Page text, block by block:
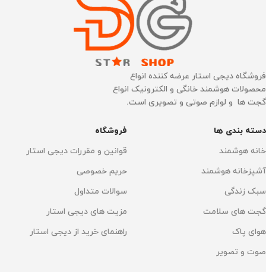
فروشگاه دیجی استار عرضه کننده انواع
محصولات هوشمند خانگی و الکترونیک انواع
گجت ها و لوازم صوتی و تصویری است.
دسته بندی ها
خانه هوشمند
آشپزخانه هوشمند
سبک زندگی
گجت های سلامت
هوای پاک
صوت و تصویر
فروشگاه
قوانین و مقررات دیجی استار
حریم خصوصی
سوالات متداول
مزیت های دیجی استار
راهنمای خرید از دیجی استار